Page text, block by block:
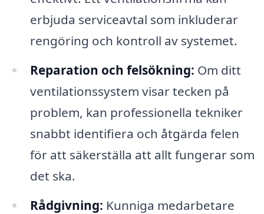
erbjuda serviceavtal som inkluderar
rengöring och kontroll av systemet.
Reparation och felsökning: Om ditt
ventilationssystem visar tecken på
problem, kan professionella tekniker
snabbt identifiera och åtgärda felen
för att säkerställa att allt fungerar som
det ska.
Rådgivning: Kunniga medarbetare